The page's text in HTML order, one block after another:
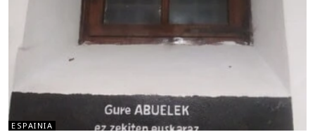
ESPAINIA